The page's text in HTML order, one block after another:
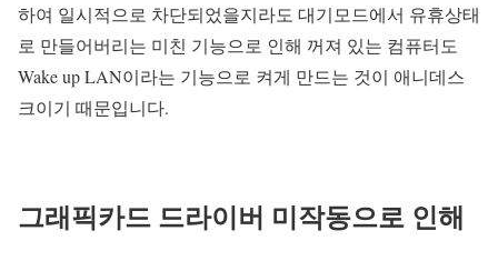
하여 일시적으로 차단되었을지라도 대기모드에서 유휴상태
로 만들어버리는 미친 기능으로 인해 꺼져 있는 컴퓨터도
Wake up LAN이라는 기능으로 켜게 만드는 것이 애니데스
크이기 때문입니다.
그래픽카드 드라이버 미작동으로 인해